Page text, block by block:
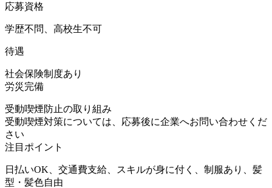
応募資格
学歴不問、高校生不可
待遇
社会保険制度あり
労災完備
受動喫煙防止の取り組み
受動喫煙対策については、応募後に企業へお問い合わせくだ
さい
注目ポイント
日払いOK、交通費支給、スキルが身に付く、制服あり、髪
型・髪色自由